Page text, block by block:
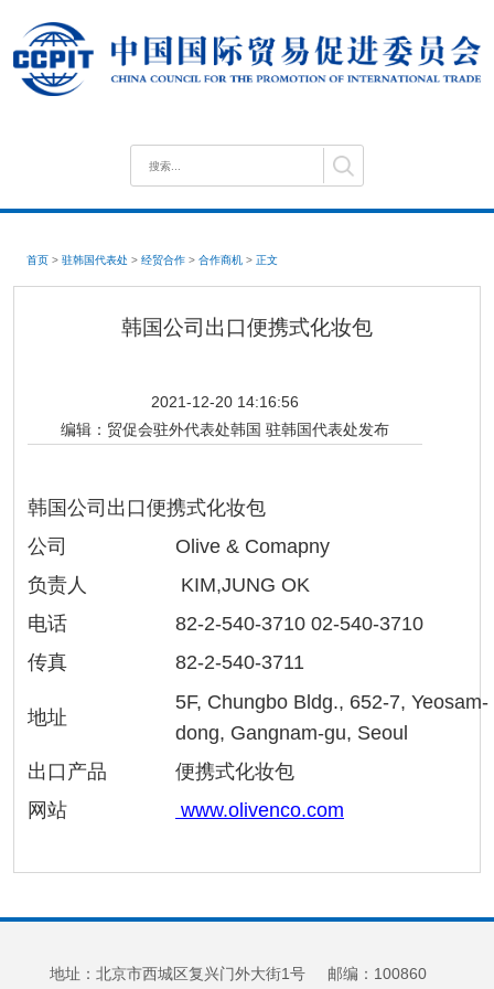
首页 > 驻韩国代表处 > 经贸合作 > 合作商机 > 正文
韩国公司出口便携式化妆包
2021-12-20 14:16:56
编辑： 贸促会驻外代表处韩国 驻韩国代表处发布
韩国公司出口便携式化妆包
公司
Olive & Comapny
负责人
KIM,JUNG OK
电话
82-2-540-3710 02-540-3710
传真
82-2-540-3711
地址
5F, Chungbo Bldg., 652-7, Yeosam-
dong, Gangnam-gu, Seoul
出口产品
便携式化妆包
网站
www.olivenco.com
地址：北京市西城区复兴门外大街1号 邮编：100860